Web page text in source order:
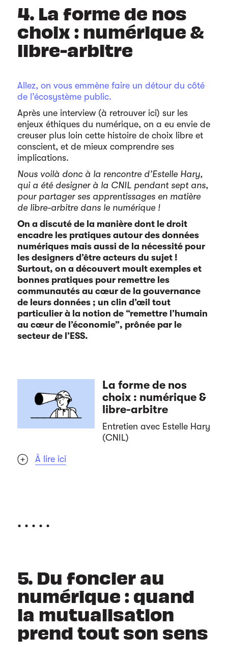
4. La forme de nos
choix : numérique &
libre-arbitre
Allez, on vous emmène faire un détour du côté
de l’écosystème public.
Après une interview (à retrouver ici) sur les
enjeux éthiques du numérique, on a eu envie de
creuser plus loin cette histoire de choix libre et
conscient, et de mieux comprendre ses
implications.
Nous voilà donc à la rencontre d’Estelle Hary,
qui a été designer à la CNIL pendant sept ans,
pour partager ses apprentissages en matière
de libre-arbitre dans le numérique !
On a discuté de la manière dont le droit
encadre les pratiques autour des données
numériques mais aussi de la nécessité pour
les designers d’être acteurs du sujet !
Surtout, on a découvert moult exemples et
bonnes pratiques pour remettre les
communautés au cœur de la gouvernance
de leurs données ; un clin d’œil tout
particulier à la notion de “remettre l’humain
au cœur de l’économie”, prônée par le
secteur de l’ESS.
La forme de nos
choix : numérique &
libre-arbitre
Entretien avec Estelle Hary
(CNIL)
À lire ici
. . . . .
5. Du foncier au
numérique : quand
la mutualisation
prend tout son sens